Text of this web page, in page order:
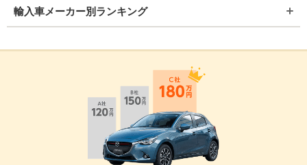
輸入車メーカー別ランキング